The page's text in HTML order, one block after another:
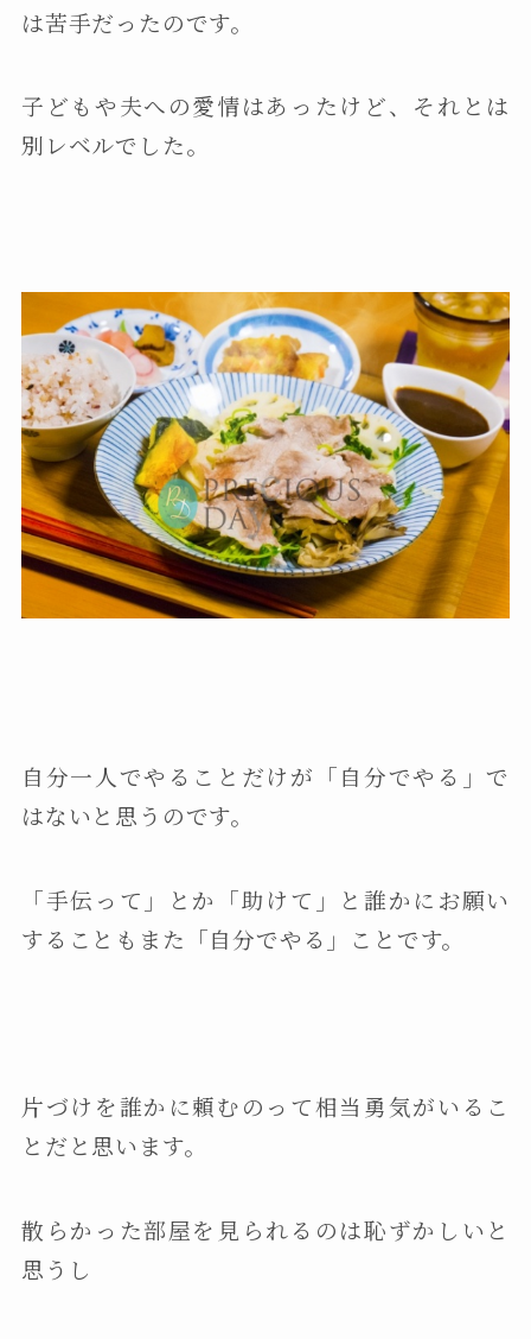
は苦手だったのです。
子どもや夫への愛情はあったけど、それとは
別レベルでした。
自分一人でやることだけが「自分でやる」で
はないと思うのです。
「手伝って」とか「助けて」と誰かにお願い
することもまた「自分でやる」ことです。
片づけを誰かに頼むのって相当勇気がいるこ
とだと思います。
散らかった部屋を見られるのは恥ずかしいと
思うし